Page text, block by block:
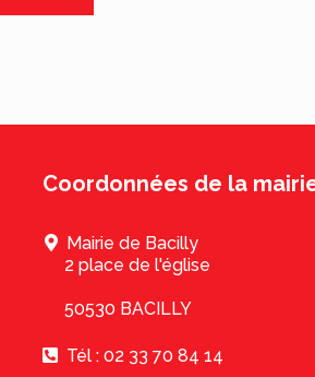
Coordonnées de la
Mairie de Bacilly
2 place de l'église
50530 BACILLY
Tél : 02 33 70 84 14